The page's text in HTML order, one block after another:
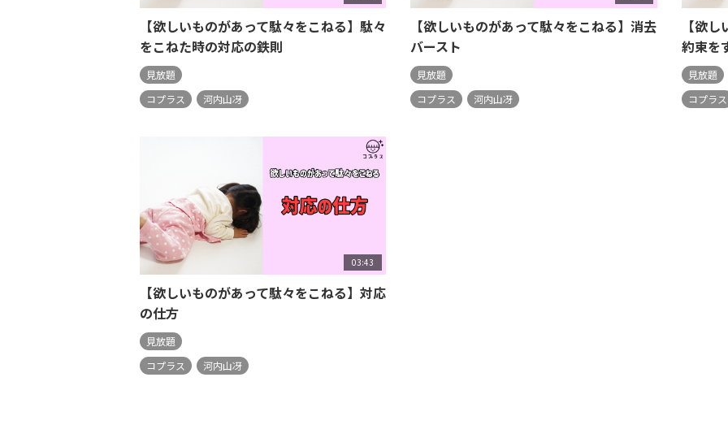
【欲しいものがあって駄々をこねる】駄々
をこねた時の対応の鉄則
見放題
コプラス
河内山冴
【欲しいものがあって駄々をこねる】消去
バースト
見放題
コプラス
河内山冴
【欲
約束を
見放題
コプラス
03:43
【欲しいものがあって駄々をこねる】対応
の仕方
見放題
コプラス
河内山冴